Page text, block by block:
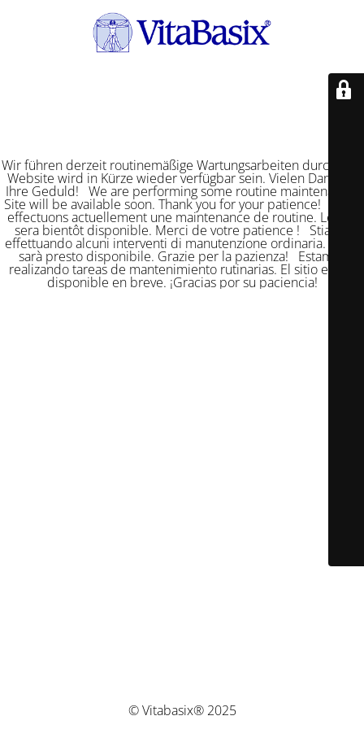
Wir führen derzeit routinemäßige Wartungsarbeiten durch. Die
Website wird in Kürze wieder verfügbar sein. Vielen Dank für
Ihre Geduld! We are performing some routine maintenance.
Site will be available soon. Thank you for your patience! Nous
effectuons actuellement une maintenance de routine. Le site
sera bientôt disponible. Merci de votre patience ! Stiamo
effettuando alcuni interventi di manutenzione ordinaria. Il sito
sarà presto disponibile. Grazie per la pazienza! Estamos
realizando tareas de mantenimiento rutinarias. El sitio estará
disponible en breve. ¡Gracias por su paciencia!
© Vitabasix® 2025